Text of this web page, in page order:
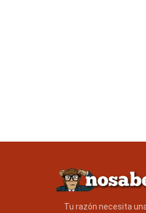
Tu razón necesita